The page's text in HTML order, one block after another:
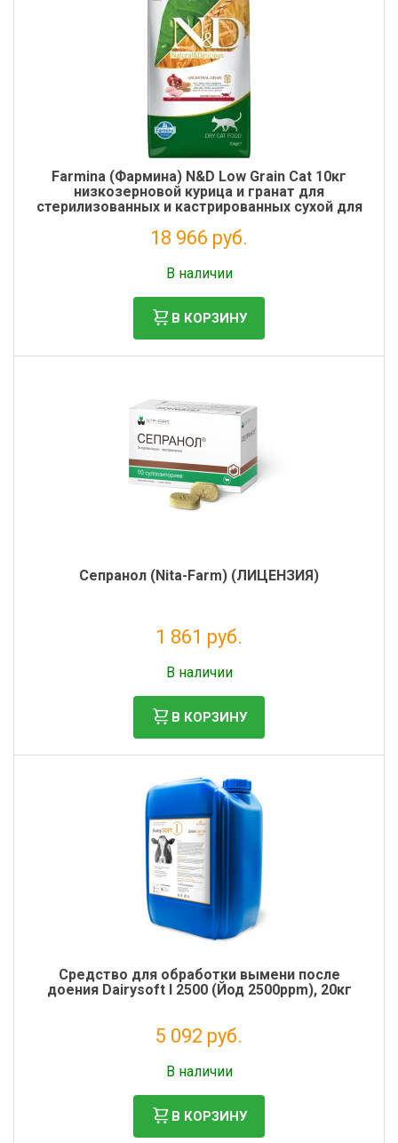
Farmina (Фармина) N&D Low Grain Cat 10кг
низкозерновой курица и гранат для
стерилизованных и кастрированных сухой для
18 966 руб.
В наличии
В КОРЗИНУ
Сепранол (Nita-Farm) (ЛИЦЕНЗИЯ)
1 861 руб.
В наличии
В КОРЗИНУ
Средство для обработки вымени после
доения Dairysoft I 2500 (Йод 2500ppm), 20кг
5 092 руб.
В наличии
В КОРЗИНУ